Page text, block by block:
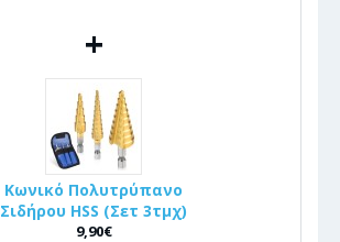
+
Κωνικό Πολυτρύπανο
Σιδήρου HSS (Σετ 3τμχ)
9,90€